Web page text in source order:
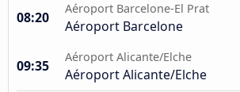
08:20
Aéroport Barcelone-El Prat
Aéroport Barcelone
09:35
Aéroport Alicante/Elche
Aéroport Alicante/Elche